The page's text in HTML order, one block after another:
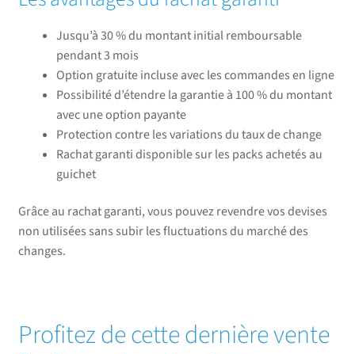
Jusqu’à 30 % du montant initial remboursable
pendant 3 mois
Option gratuite incluse avec les commandes en ligne
Possibilité d’étendre la garantie à 100 % du montant
avec une option payante
Protection contre les variations du taux de change
Rachat garanti disponible sur les packs achetés au
guichet
Grâce au rachat garanti, vous pouvez revendre vos devises
non utilisées sans subir les fluctuations du marché des
changes.
Profitez de cette dernière vente